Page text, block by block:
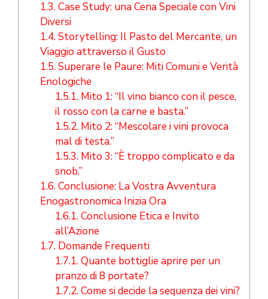
1.3.Case Study: una Cena Speciale con Vini
Diversi
1.4.Storytelling: Il Pasto del Mercante, un
Viaggio attraverso il Gusto
1.5.Superare le Paure: Miti Comuni e Verità
Enologiche
1.5.1. Mito 1: “Il vino bianco con il pesce,
il rosso con la carne e basta.”
1.5.2. Mito 2: “Mescolare i vini provoca
mal di testa.”
1.5.3. Mito 3: “È troppo complicato e da
snob.”
1.6.Conclusione: La Vostra Avventura
Enogastronomica Inizia Ora
1.6.1.Conclusione Etica e Invito
all’Azione
1.7.Domande Frequenti
1.7.1.Quante bottiglie aprire per un
pranzo di 8 portate?
1.7.2.Come si decide la sequenza dei vini?